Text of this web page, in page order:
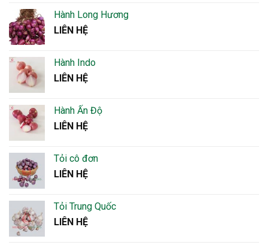
Hành Long Hương
LIÊN HỆ
Hành Indo
LIÊN HỆ
Hành Ấn Độ
LIÊN HỆ
Tỏi cô đơn
LIÊN HỆ
Tỏi Trung Quốc
LIÊN HỆ